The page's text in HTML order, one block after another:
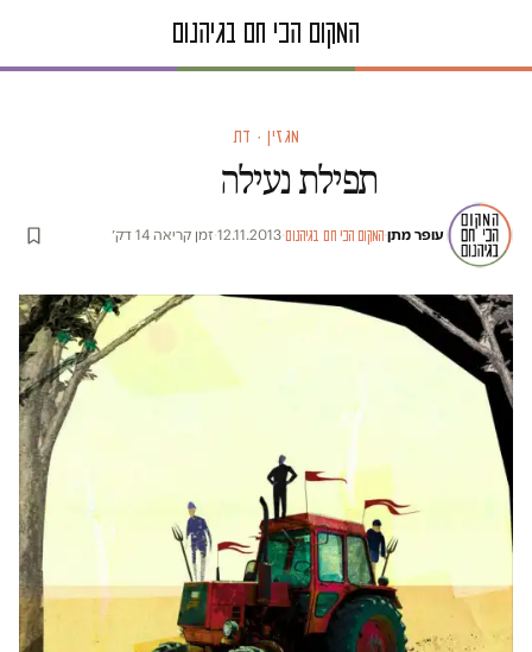
מגזין · דת
תפילת נעילה
עופר מתן·המקום הכי חם בגיהנום·
12.11.2013
·זמן קריאה 14 דק׳